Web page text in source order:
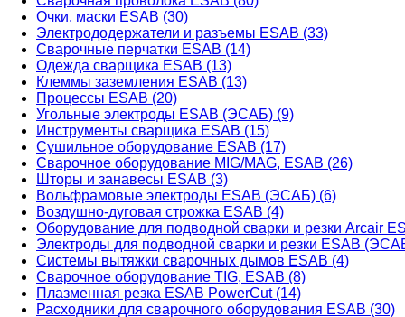
Очки, маски ESAB (30)
Электрододержатели и разъемы ESAB (33)
Сварочные перчатки ESAB (14)
Одежда сварщика ESAB (13)
Клеммы заземления ESAB (13)
Процессы ESAB (20)
Угольные электроды ESAB (ЭСАБ) (9)
Инструменты сварщика ESAB (15)
Сушильное оборудование ESAB (17)
Сварочное оборудование MIG/MAG, ESAB (26)
Шторы и занавесы ESAB (3)
Вольфрамовые электроды ESAB (ЭСАБ) (6)
Воздушно-дуговая строжка ESAB (4)
Оборудование для подводной сварки и резки Arcair
Электроды для подводной сварки и резки ESAB
Системы вытяжки сварочных дымов ESAB (4)
Сварочное оборудование TIG, ESAB (8)
Плазменная резка ESAB PowerCut (14)
Расходники для сварочного оборудования ESAB (30)